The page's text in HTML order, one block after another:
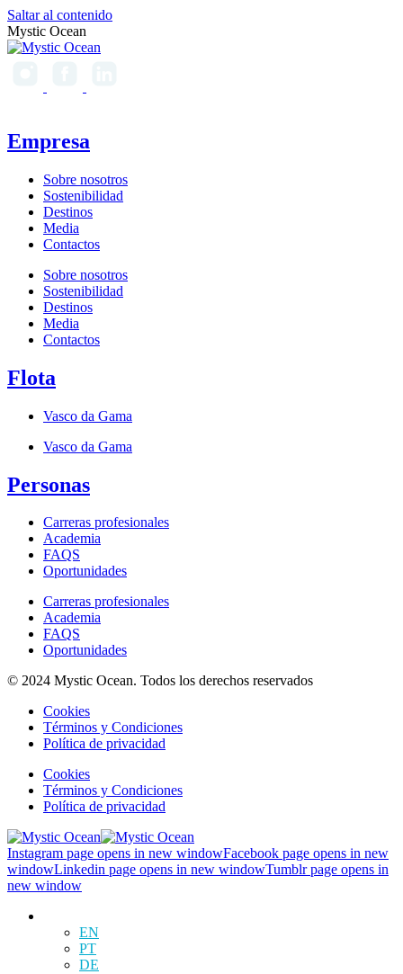
Saltar al contenido
Mystic Ocean
Empresa
Sobre nosotros
Sostenibilidad
Destinos
Media
Contactos
Sobre nosotros
Sostenibilidad
Destinos
Media
Contactos
Flota
Vasco da Gama
Vasco da Gama
Personas
Carreras profesionales
Academia
FAQS
Oportunidades
Carreras profesionales
Academia
FAQS
Oportunidades
© 2024 Mystic Ocean. Todos los derechos reservados
Cookies
Términos y Condiciones
Política de privacidad
Cookies
Términos y Condiciones
Política de privacidad
Instagram page opens in new windowFacebook page opens in new
windowLinkedin page opens in new windowTumblr page opens in
new window
EN
PT
DE